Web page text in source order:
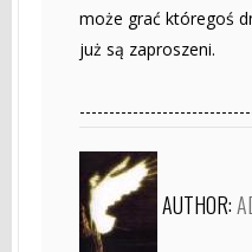
może grać któregoś
już są zaproszeni.
AUTHOR: